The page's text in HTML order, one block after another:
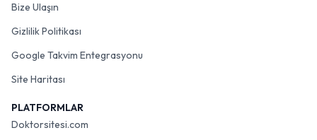
Bize Ulaşın
Gizlilik Politikası
Google Takvim Entegrasyonu
Site Haritası
PLATFORMLAR
Doktorsitesi.com